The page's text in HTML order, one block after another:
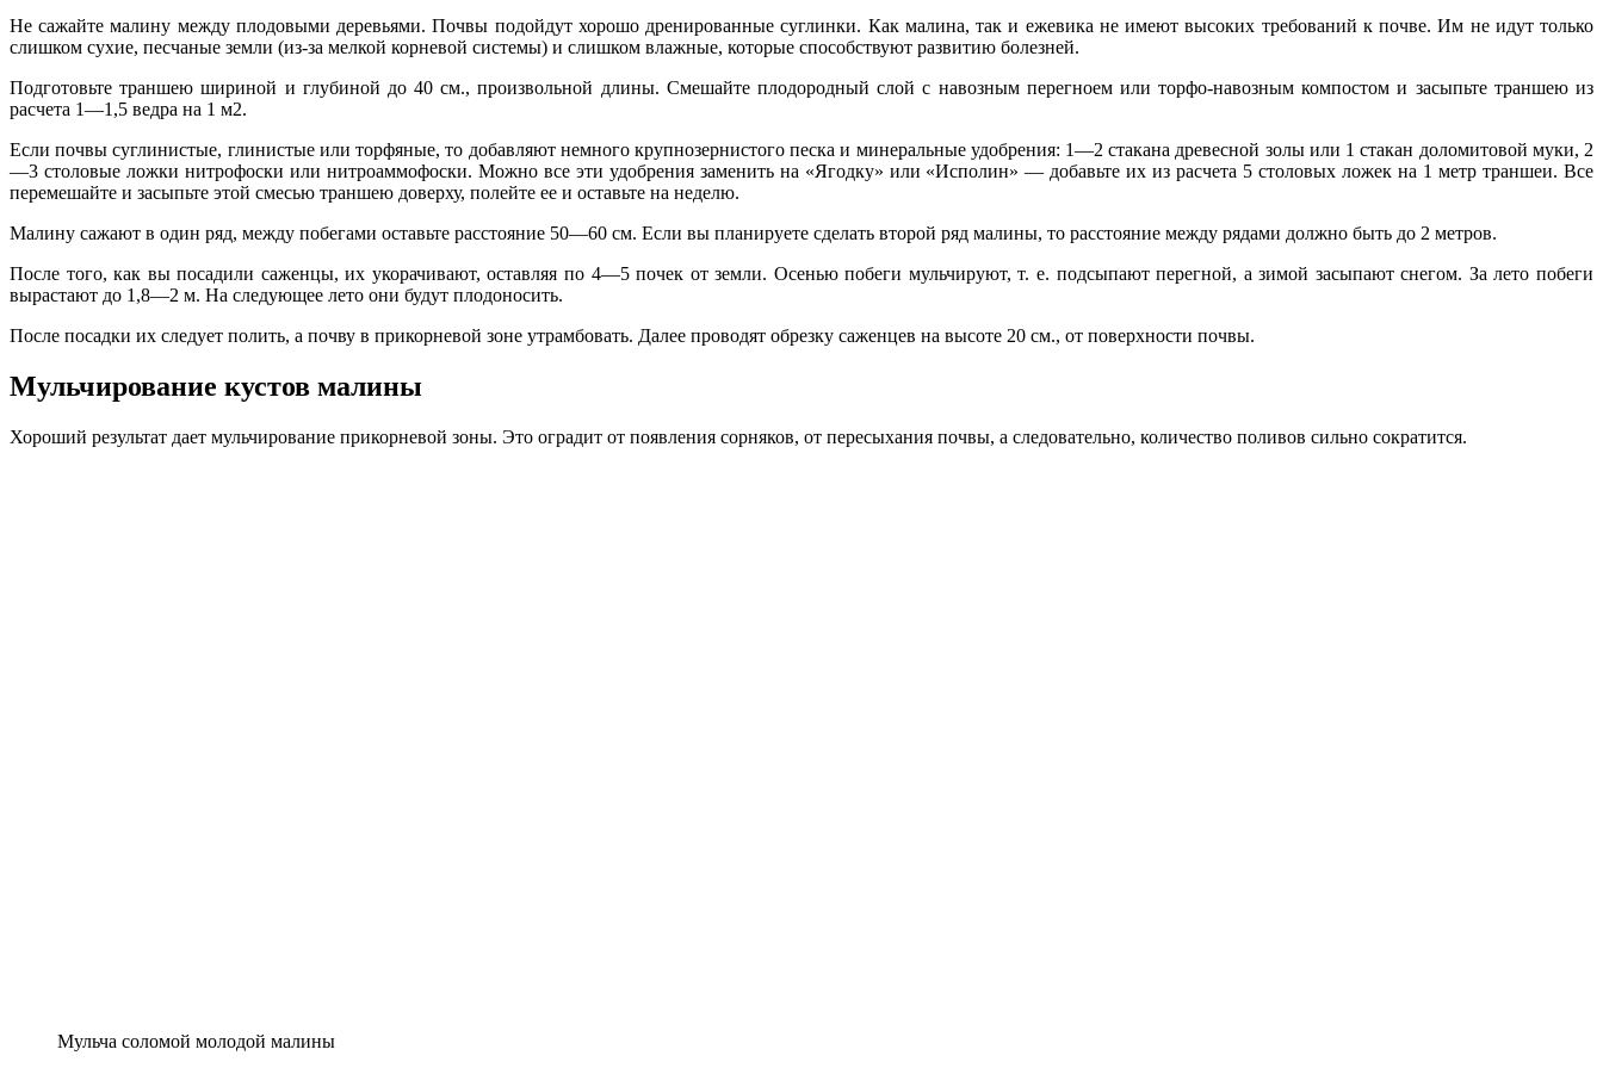
Не сажайте малину между плодовыми деревьями. Почвы подойдут хорошо дренированные суглинки. Как малина, так и ежевика не имеют высоких требований к почве. Им не идут только
слишком сухие, песчаные земли (из-за мелкой корневой системы) и слишком влажные, которые способствуют развитию болезней.
Подготовьте траншею шириной и глубиной до 40 см., произвольной длины. Смешайте плодородный слой с навозным перегноем или торфо-навозным компостом и засыпьте траншею из
расчета 1—1,5 ведра на 1 м2.
Если почвы суглинистые, глинистые или торфяные, то добавляют немного крупнозернистого песка и минеральные удобрения: 1—2 стакана древесной золы или 1 стакан доломитовой муки, 2
—3 столовые ложки нитрофоски или нитроаммофоски. Можно все эти удобрения заменить на «Ягодку» или «Исполин» — добавьте их из расчета 5 столовых ложек на 1 метр траншеи. Все
перемешайте и засыпьте этой смесью траншею доверху, полейте ее и оставьте на неделю.
Малину сажают в один ряд, между побегами оставьте расстояние 50—60 см. Если вы планируете сделать второй ряд малины, то расстояние между рядами должно быть до 2 метров.
После того, как вы посадили саженцы, их укорачивают, оставляя по 4—5 почек от земли. Осенью побеги мульчируют, т. е. подсыпают перегной, а зимой засыпают снегом. За лето побеги
вырастают до 1,8—2 м. На следующее лето они будут плодоносить.
После посадки их следует полить, а почву в прикорневой зоне утрамбовать. Далее проводят обрезку саженцев на высоте 20 см., от поверхности почвы.
Мульчирование кустов малины
Хороший результат дает мульчирование прикорневой зоны. Это оградит от появления сорняков, от пересыхания почвы, а следовательно, количество поливов сильно сократится.
Мульча соломой молодой малины